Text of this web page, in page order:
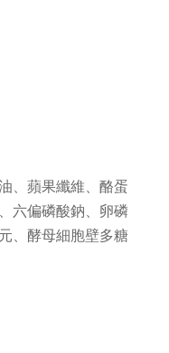
、蘋果纖維、酪蛋
六偏磷酸鈉、卵磷
、酵母細胞壁多糖